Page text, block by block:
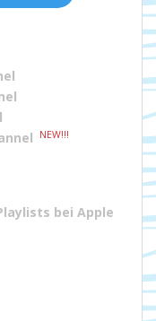
NEW!!!
bei Apple